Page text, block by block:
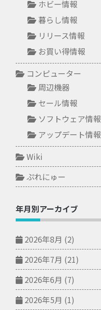
ホビー情報
暮らし情報
リリース情報
お買い得情報
コンピューター
周辺機器
セール情報
ソフトウェア情報
アップデート情報
Wiki
ぷれにゅー
年月別アーカイブ
2026年8月 (2)
2026年7月 (21)
2026年6月 (7)
2026年5月 (1)